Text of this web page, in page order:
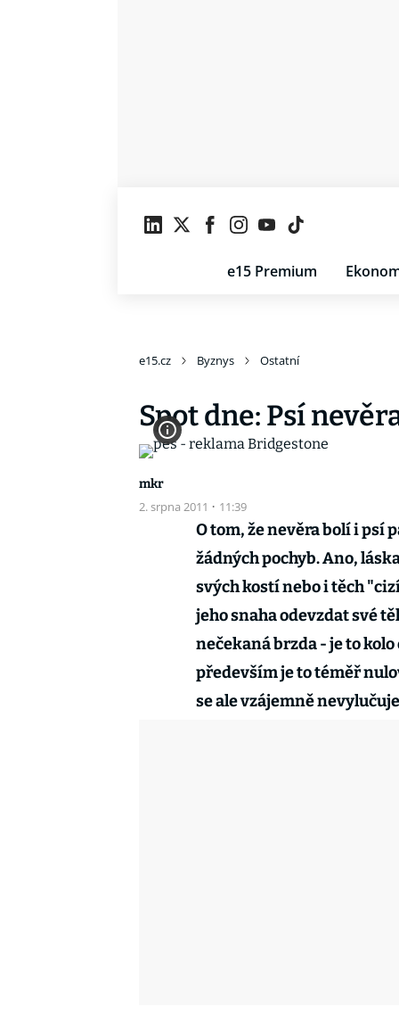
e15 Premium
e15.cz Byznys Ostatní
Spot dne: Psí
mkr
2. srpna 2011 · 11:39
O tom, že nevěra bolí i psí
žádných pochyb. Ano,
svých kostí nebo i těch
jeho snaha odevzdat své
nečekaná brzda - je to
především je to téměř
se ale vzájemně